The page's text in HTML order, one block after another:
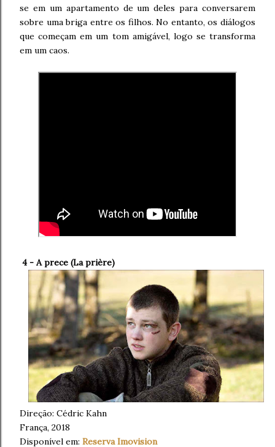
se em um apartamento de um deles para conversarem
sobre uma briga entre os filhos. No entanto, os diálogos
que começam em um tom amigável, logo se transforma
em um caos.
4 - A prece (La prière)
Direção: Cédric Kahn
França, 2018
Disponível em: Reserva Imovision